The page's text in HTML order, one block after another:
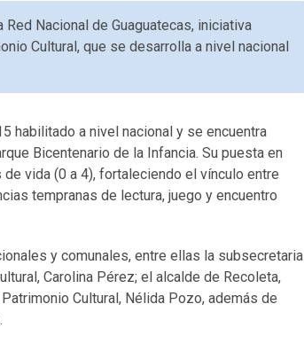
Nacional de Guaguatecas, iniciativa
Cultural, que se desarrolla a nivel nacional
habilitado a nivel nacional y se encuentra
Bicentenario de la Infancia. Su puesta en
vida (0 a 4), fortaleciendo el vínculo entre
tempranas de lectura, juego y encuentro
y comunales, entre ellas la subsecretaria
Carolina Pérez; el alcalde de Recoleta,
Cultural, Nélida Pozo, además de